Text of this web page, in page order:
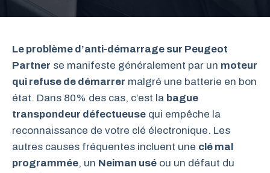
Le problème d’anti-démarrage sur Peugeot
Partner se manifeste généralement par un moteur
qui refuse de démarrer malgré une batterie en bon
état. Dans 80% des cas, c’est la bague
transpondeur défectueuse qui empêche la
reconnaissance de votre clé électronique. Les
autres causes fréquentes incluent une clé mal
programmée, un Neiman usé ou un défaut du